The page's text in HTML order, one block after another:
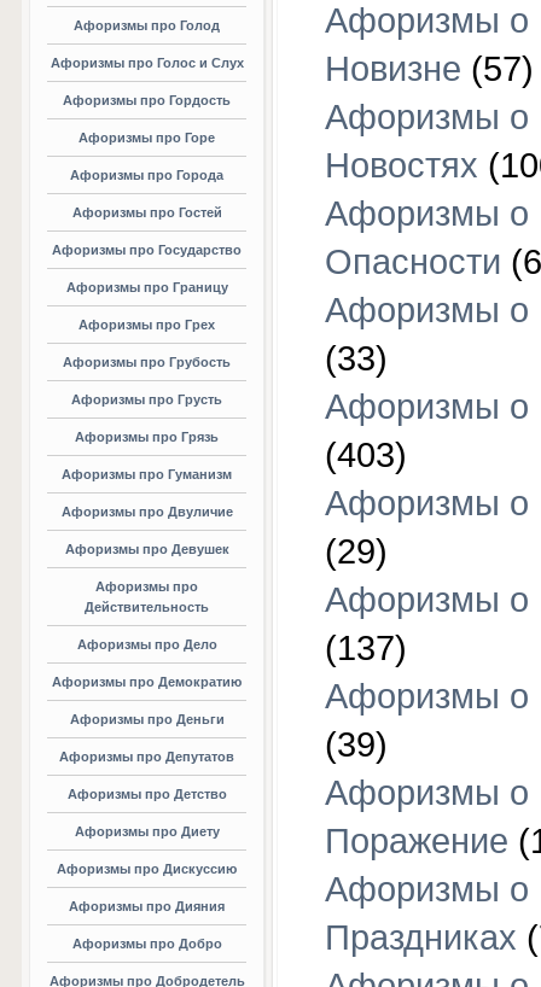
Афоризмы про Голод
Афоризмы про Голос и Слух
Афоризмы про Гордость
Афоризмы про Горе
Афоризмы про Города
Афоризмы про Гостей
Афоризмы про Государство
Афоризмы про Границу
Афоризмы про Грех
Афоризмы про Грубость
Афоризмы про Грусть
Афоризмы про Грязь
Афоризмы про Гуманизм
Афоризмы про Двуличие
Афоризмы про Девушек
Афоризмы про
Действительность
Афоризмы про Дело
Афоризмы про Демократию
Афоризмы про Деньги
Афоризмы про Депутатов
Афоризмы про Детство
Афоризмы про Диету
Афоризмы про Дискуссию
Афоризмы про Дияния
Афоризмы про Добро
Афоризмы про Добродетель
Афоризмы о
Новизне (57)
Афоризмы о
Новостях
Афоризмы о
Опасности
Афоризмы о
(33)
Афоризмы
(403)
Афоризмы о
(29)
Афоризмы о
(137)
Афоризмы о
(39)
Афоризмы о
Поражение
Афоризмы о
Праздниках